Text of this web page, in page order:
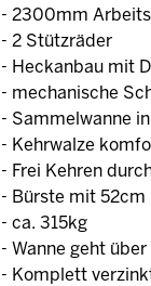
- 2300mm
- 2 Stützräder
- Heckanbau mit
- mechanische
- Sammelwanne
- Kehrwalze
- Frei Kehren
- Bürste mit 52cm
- ca. 315kg
- Wanne geht über
- Komplett